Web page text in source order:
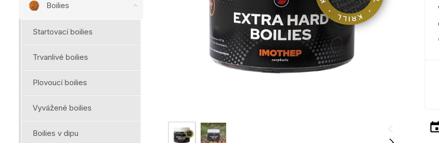
Boilies
Startovací boilies
Trvanlivé boilies
Plovoucí boilies
Vyvážené boilies
Boilies v dipu